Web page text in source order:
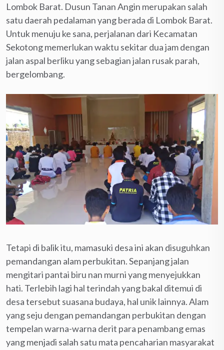
Lombok Barat. Dusun Tanan Angin merupakan salah
satu daerah pedalaman yang berada di Lombok Barat.
Untuk menuju ke sana, perjalanan dari Kecamatan
Sekotong memerlukan waktu sekitar dua jam dengan
jalan aspal berliku yang sebagian jalan rusak parah,
bergelombang.
Tetapi di balik itu, mamasuki desa ini akan disuguhkan
pemandangan alam perbukitan. Sepanjang jalan
mengitari pantai biru nan murni yang menyejukkan
hati. Terlebih lagi hal terindah yang bakal ditemui di
desa tersebut suasana budaya, hal unik lainnya. Alam
yang seju dengan pemandangan perbukitan dengan
tempelan warna-warna derit para penambang emas
yang menjadi salah satu mata pencaharian masyarakat